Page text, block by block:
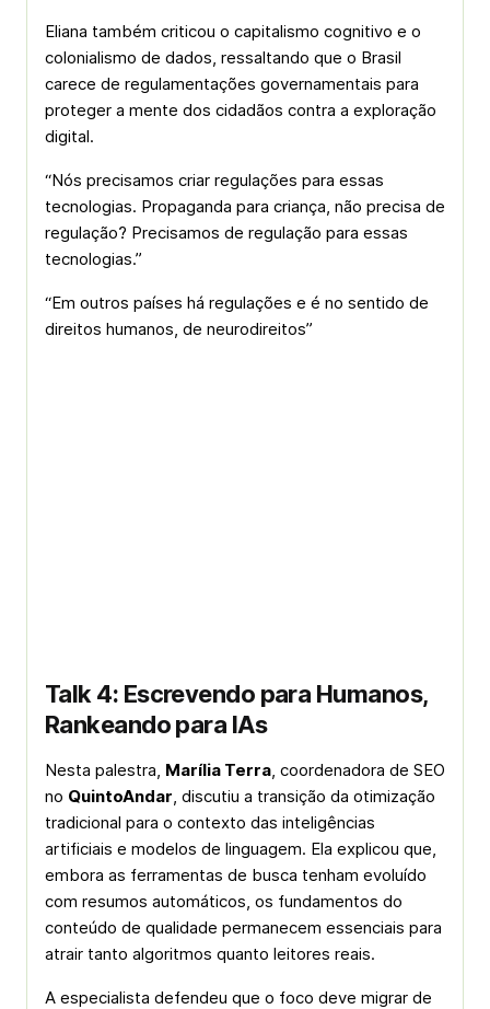
Eliana também criticou o capitalismo cognitivo e o
colonialismo de dados, ressaltando que o Brasil
carece de regulamentações governamentais para
proteger a mente dos cidadãos contra a exploração
digital.
“Nós precisamos criar regulações para essas
tecnologias. Propaganda para criança, não precisa de
regulação? Precisamos de regulação para essas
tecnologias.”
“Em outros países há regulações e é no sentido de
direitos humanos, de neurodireitos”
Talk 4: Escrevendo para Humanos,
Rankeando para IAs
Nesta palestra, Marília Terra, coordenadora de SEO
no QuintoAndar, discutiu a transição da otimização
tradicional para o contexto das inteligências
artificiais e modelos de linguagem. Ela explicou que,
embora as ferramentas de busca tenham evoluído
com resumos automáticos, os fundamentos do
conteúdo de qualidade permanecem essenciais para
atrair tanto algoritmos quanto leitores reais.
A especialista defendeu que o foco deve migrar de